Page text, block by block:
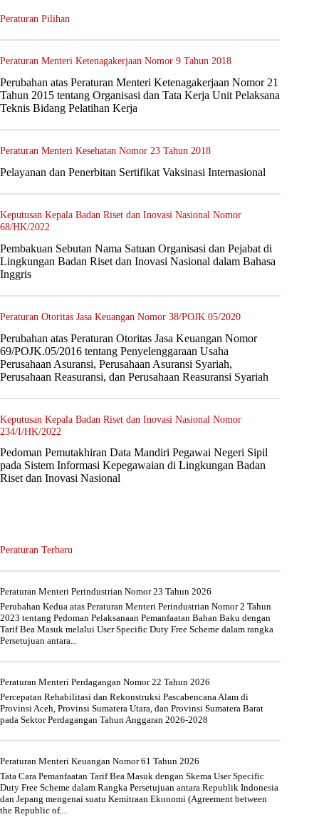
Peraturan Pilihan
Peraturan Menteri Ketenagakerjaan Nomor 9 Tahun 2018
Perubahan atas Peraturan Menteri Ketenagakerjaan Nomor 21
Tahun 2015 tentang Organisasi dan Tata Kerja Unit Pelaksana
Teknis Bidang Pelatihan Kerja
Peraturan Menteri Kesehatan Nomor 23 Tahun 2018
Pelayanan dan Penerbitan Sertifikat Vaksinasi Internasional
Keputusan Kepala Badan Riset dan Inovasi Nasional Nomor
68/HK/2022
Pembakuan Sebutan Nama Satuan Organisasi dan Pejabat di
Lingkungan Badan Riset dan Inovasi Nasional dalam Bahasa
Inggris
Peraturan Otoritas Jasa Keuangan Nomor 38/POJK.05/2020
Perubahan atas Peraturan Otoritas Jasa Keuangan Nomor
69/POJK.05/2016 tentang Penyelenggaraan Usaha
Perusahaan Asuransi, Perusahaan Asuransi Syariah,
Perusahaan Reasuransi, dan Perusahaan Reasuransi Syariah
Keputusan Kepala Badan Riset dan Inovasi Nasional Nomor
234/I/HK/2022
Pedoman Pemutakhiran Data Mandiri Pegawai Negeri Sipil
pada Sistem Informasi Kepegawaian di Lingkungan Badan
Riset dan Inovasi Nasional
Peraturan Terbaru
Peraturan Menteri Perindustrian Nomor 23 Tahun 2026
Perubahan Kedua atas Peraturan Menteri Perindustrian Nomor 2 Tahun
2023 tentang Pedoman Pelaksanaan Pemanfaatan Bahan Baku dengan
Tarif Bea Masuk melalui User Specific Duty Free Scheme dalam rangka
Persetujuan antara...
Peraturan Menteri Perdagangan Nomor 22 Tahun 2026
Percepatan Rehabilitasi dan Rekonstruksi Pascabencana Alam di
Provinsi Aceh, Provinsi Sumatera Utara, dan Provinsi Sumatera Barat
pada Sektor Perdagangan Tahun Anggaran 2026-2028
Peraturan Menteri Keuangan Nomor 61 Tahun 2026
Tata Cara Pemanfaatan Tarif Bea Masuk dengan Skema User Specific
Duty Free Scheme dalam Rangka Persetujuan antara Republik Indonesia
dan Jepang mengenai suatu Kemitraan Ekonomi (Agreement between
the Republic of...